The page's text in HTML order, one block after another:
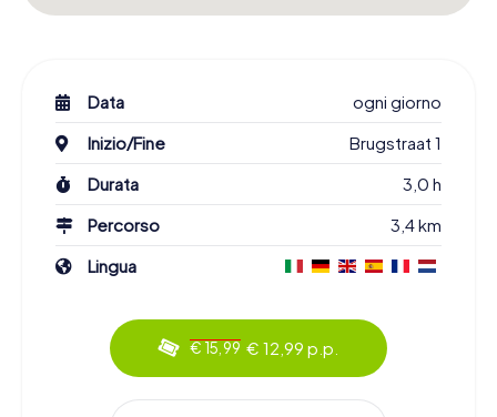
Data
ogni giorno
Inizio/Fine
Brugstraat 1
Durata
3,0 h
Percorso
3,4 km
Lingua
€ 15,99 € 12,99 p.p.